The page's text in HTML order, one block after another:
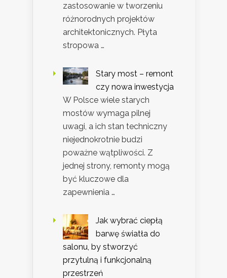
zastosowanie w tworzeniu
różnorodnych projektów
architektonicznych. Płyta
stropowa …
Stary most – remont
czy nowa inwestycja
W Polsce wiele starych
mostów wymaga pilnej
uwagi, a ich stan techniczny
niejednokrotnie budzi
poważne wątpliwości. Z
jednej strony, remonty mogą
być kluczowe dla
zapewnienia …
Jak wybrać ciepłą
barwę światła do
salonu, by stworzyć
przytulną i funkcjonalną
przestrzeń